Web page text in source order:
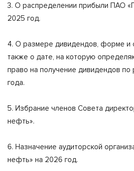
3. О распределении прибыли ПАО
2025 год.
4. О размере дивидендов, форме и
также о дате, на которую
право на получение дивидендов по
года.
5. Избрание членов Совета
нефть».
6. Назначение аудиторской
нефть» на 2026 год.